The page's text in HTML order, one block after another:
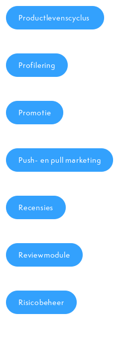
Productlevenscyclus
Profilering
Promotie
Push- en pull marketing
Recensies
Reviewmodule
Risicobeheer